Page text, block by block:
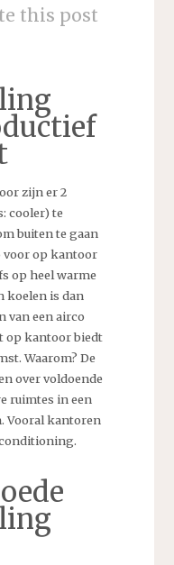
this post
zijn er 2
cooler) te
buiten te gaan
voor op kantoor
op heel warme
koelen is dan
van een airco
op kantoor biedt
Waarom? De
over voldoende
ruimtes in een
Vooral kantoren